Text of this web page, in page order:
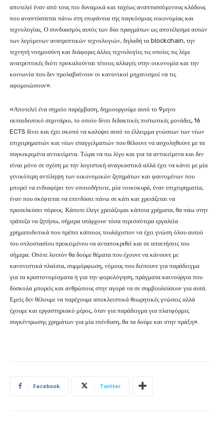
αποτελεί έναν από τους πιο δυναμικά και ταχέως αναπτυσσόμενους κλάδους
που αναπτύσσεται πάνω στη επιφάνεια της παγκόσμιας οικονομίας και
τεχνολογίας. Ο συνδυασμός αυτός των δύο πραγμάτων ως αποτέλεσμα αυτών
των λεγόμενων ανατρεπτικών τεχνολογιών, δηλαδή τα blockchain, την
τεχνητή νοημοσύνη και διάφορες άλλες τεχνολογίες τις οποίες τις λέμε
ανατρεπτικές διότι προκαλούνται τέτοιες αλλαγές στην οικονομία και την
κοινωνία που δεν προλαβαίνουν οι κανονικοί μηχανισμοί να τις
αφομοιώσουν».
«Αποτελεί ένα σημείο παρέμβαση, δημιουργούμε αυτό το 9μηνο
εκπαιδευτικό σεμινάριο, το οποίο δίνει διδακτικές πιστωτικές μονάδες, 16
ECTS δίνει και έχει σκοπό να καλύψει αυτό το έλλειμμα γνώσεων των νέων
επιχειρηματιών και νέων επαγγελματιών που θέλουνε να ασχοληθούνε με τα
συγκεκριμένα αντικείμενα. Τώρα να πω λίγο και για τα αντικείμενα και δεν
είναι μόνο σε σχέση με την λογιστική αναγκαστικά αλλά έχει να κάνει με μία
γενικότερη αντίληψη των οικονομικών ζητημάτων και φαινομένων που
μπορεί να ενδιαφέρει τον οποιοδήποτε, μία νοικοκυρά, έναν επιχειρηματία,
έναν που σκέφτεται να επενδύσει πάνω σε κάτι και χρειάζεται να
προσελκύσει πόρους. Κάποτε έλεγε χρειάζομαι κάποια χρήματα, θα πάω στην
τράπεζα να ζητήσω, σήμερα υπάρχουν τόσα περισσότερα εργαλεία
χρηματοδοτικά που πρέπει κάποιος τουλάχιστον να έχει γνώση όλου αυτού
του οπλοστασίου προκειμένου να ανταποκριθεί και σε απαιτήσεις του
σήμερα. Οπότε λοιπόν θα δούμε θέματα που έχουνε να κάνουνε με
κανονιστικά πλαίσια, συμμόρφωση, νόμους που διέπουνε για παράδειγμα
για τα κρυπτονομίσματα ή για την φορολόγηση, πράγματα καινούργια που
δύσκολα μπορείς και ανθρώπους στην αγορά να σε συμβουλεύσουν για αυτά.
Εμείς δεν θέλουμε να παρέχουμε αποκλειστικά θεωρητικές γνώσεις αλλά
έχουμε και εργαστηριακό μέρος, όταν για παράδειγμα για πλατφόρμες
συγκέντρωσης χρημάτων για μία επένδυση, θα τα δούμε και στην πράξη».
Facebook Twitter